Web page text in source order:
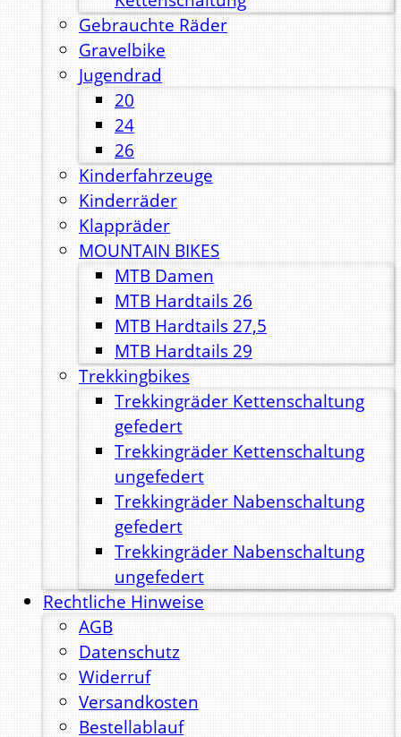
Gebrauchte Räder
Gravelbike
Jugendrad
20
24
26
Kinderfahrzeuge
Kinderräder
Klappräder
MOUNTAIN BIKES
MTB Damen
MTB Hardtails 26
MTB Hardtails 27,5
MTB Hardtails 29
Trekkingbikes
Trekkingräder Kettenschaltung
gefedert
Trekkingräder Kettenschaltung
ungefedert
Trekkingräder Nabenschaltung
gefedert
Trekkingräder Nabenschaltung
ungefedert
Rechtliche Hinweise
AGB
Datenschutz
Widerruf
Versandkosten
Bestellablauf